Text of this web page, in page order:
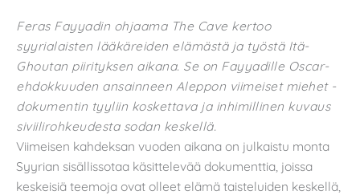
Feras Fayyadin ohjaama The Cave kertoo
syyrialaisten lääkäreiden elämästä ja työstä Itä-
Ghoutan piirityksen aikana. Se on Fayyadille Oscar-
ehdokkuuden ansainneen Aleppon viimeiset miehet -
dokumentin tyyliin koskettava ja inhimillinen kuvaus
siviilirohkeudesta sodan keskellä.
Viimeisen kahdeksan vuoden aikana on julkaistu monta
Syyrian sisällissotaa käsittelevää dokumenttia, joissa
keskeisiä teemoja ovat olleet elämä taisteluiden keskellä,